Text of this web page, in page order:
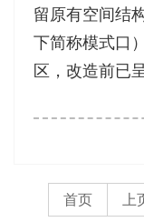
留原有空间结
下简称模式口
区，改造前已
首页 上